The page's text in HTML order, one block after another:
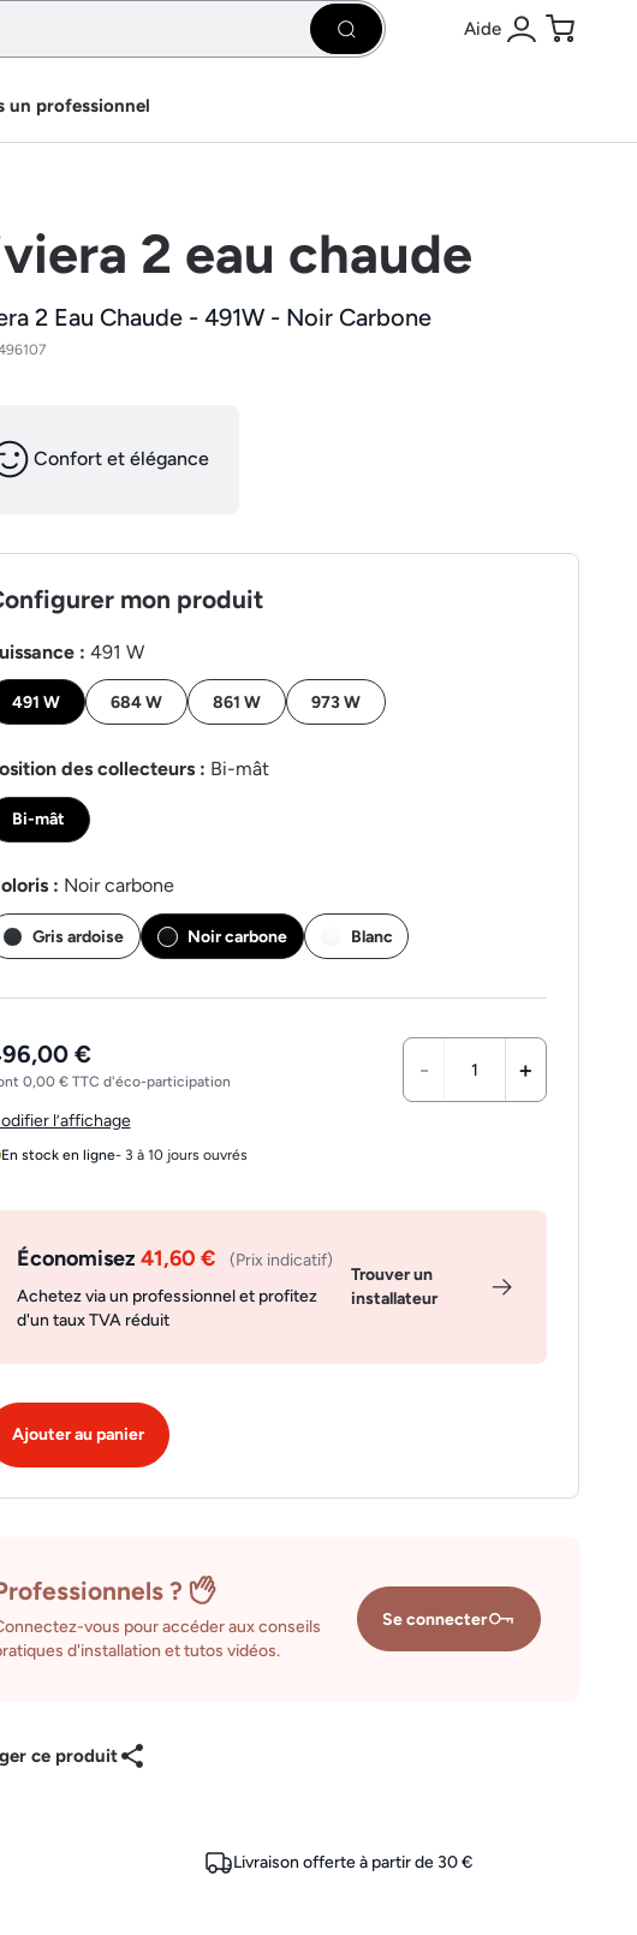
Rechercher Aide
Se connecter
Panier
un professionnel
2 eau chaude
2 Eau Chaude - 491W - Noir Carbone
Confort et élégance
mon produit
: 491 W
491 W 684 W 861 W 973 W
des collecteurs : Bi-mât
Bi-mât
: Noir carbone
Gris ardoise Noir carbone Blanc
€
0,00 € TTC d'éco-participation - +
l’affichage
En stock en ligne- 3 à 10 jours ouvrés
Économisez41,60 €
(Prix indicatif)
Achetez via un professionnel et profitez
d'un taux TVA réduit
Trouver un
installateur
Ajouter au panier
?
vous pour accéder aux conseils
d'installation et tutos vidéos.
Se connecter
ce produit
Livraison offerte à partir de 30 €